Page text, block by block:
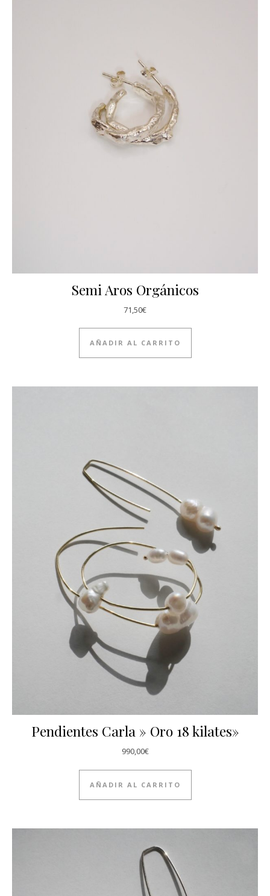
Semi Aros Orgánicos
71,50€
AÑADIR AL CARRITO
Pendientes Carla » Oro 18 kilates»
990,00€
AÑADIR AL CARRITO